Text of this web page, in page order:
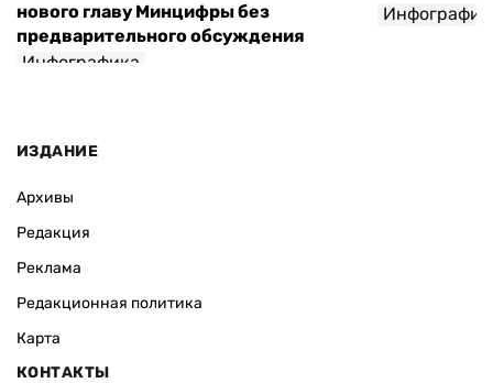
нового главу Минцифры без
предварительного обсуждения
Инфографика
ИЗДАНИЕ
Архивы
Редакция
Реклама
Редакционная политика
Карта
КОНТАКТЫ